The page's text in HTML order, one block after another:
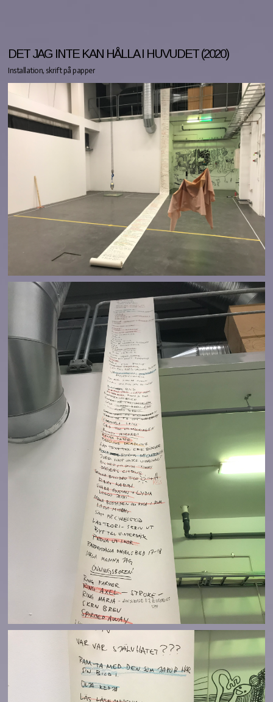
DET JAG INTE KAN HÅLLA I HUVUDET (2020)
Installation, skrift på papper